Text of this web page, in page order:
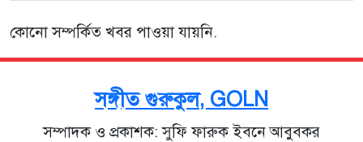
কোনো সম্পর্কিত খবর পাওয়া যায়নি.
সঙ্গীত গুরুকুল, GOLN
সম্পাদক ও প্রকাশক: সুফি ফারুক ইবনে আবুবকর